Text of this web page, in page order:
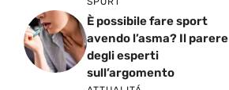
È possibile fare sport
avendo l’asma? Il parere
degli esperti
sull’argomento